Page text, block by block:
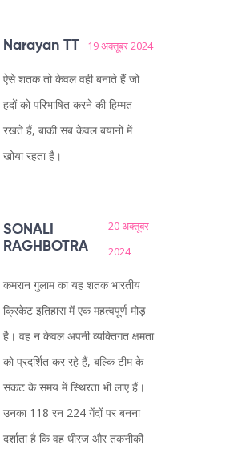
Narayan TT 19 अक्तूबर 2024
ऐसे शतक तो केवल वही बनाते हैं जो
हदों को परिभाषित करने की हिम्मत
रखते हैं, बाकी सब केवल बयानों में
खोया रहता है।
SONALI
RAGHBOTRA
20 अक्तूबर
2024
कमरान गुलाम का यह शतक भारतीय
क्रिकेट इतिहास में एक महत्वपूर्ण मोड़
है। वह न केवल अपनी व्यक्तिगत क्षमता
को प्रदर्शित कर रहे हैं, बल्कि टीम के
संकट के समय में स्थिरता भी लाए हैं।
उनका 118 रन 224 गेंदों पर बनना
दर्शाता है कि वह धीरज और तकनीकी